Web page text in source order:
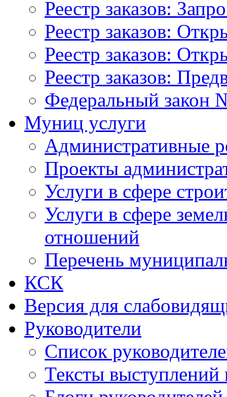
Реестр заказов:
Реестр заказов:
Реестр заказов:
Реестр заказов:
Федеральный закон
Муниц услуги
Административные
Проекты
Услуги в сфере
Услуги в сфере
отношений
Перечень
КСК
Версия для
Руководители
Список
Тексты выступлений